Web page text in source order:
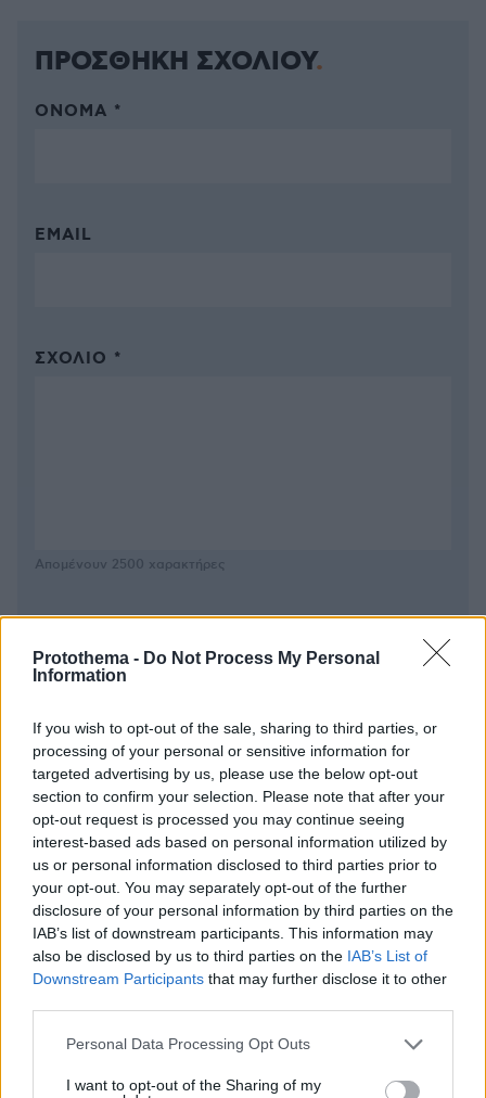
Protothema - Do Not Process My Personal
Information
If you wish to opt-out of the sale, sharing to third parties, or
processing of your personal or sensitive information for
targeted advertising by us, please use the below opt-out
section to confirm your selection. Please note that after your
opt-out request is processed you may continue seeing
interest-based ads based on personal information utilized by
us or personal information disclosed to third parties prior to
your opt-out. You may separately opt-out of the further
disclosure of your personal information by third parties on the
IAB’s list of downstream participants. This information may
also be disclosed by us to third parties on the IAB’s List of
Downstream Participants that may further disclose it to other
Please note that this website/app uses one or more Google
not limited to your visit or usage behaviour. You may click to
Personal Data Processing Opt Outs
I want to opt-out of the Sharing of my
ΠΡΟΣΘΗΚΗ ΣΧΟΛΙΟΥ
ΌΝΟΜΑ *
EMAIL
ΣΧΌΛΙΟ *
Απομένουν 2500 χαρακτήρες
* Υποχρεωτικά πεδία
ΡΟΗ ΕΙΔΗΣΕΩΝ
Ειδήσεις Δημοφιλή Σχολιασμένα
Τα σοβαρά λάθη που κάνουμε και επηρεάζεται η υγεία
του σκύλου μας
πριν 14 λεπτά
Ο Τομ Χόλαντ δάκρυσε όταν είδε τη Ζεντάγια στον
«μυστικό» γάμο τους στην Αγγλία
πριν 19 λεπτά
πριν 23 λεπτά